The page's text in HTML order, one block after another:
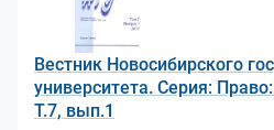
Вестник Новосибирского
университета. Серия:
Т.7, вып.1